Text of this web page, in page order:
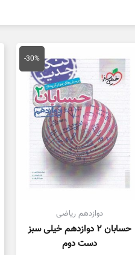
-30%
دوازدهم ریاضی
حسابان ۲ دوازدهم خیلی سبز
دست دوم
اصلی
88,000 تومان
بود.
قیمت
فعلی
است.